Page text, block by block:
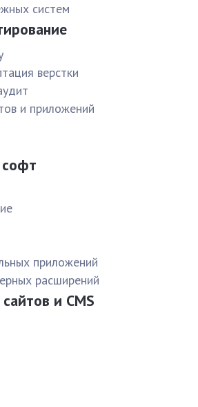
систем
верстки
и приложений
приложений
расширений
и CMS